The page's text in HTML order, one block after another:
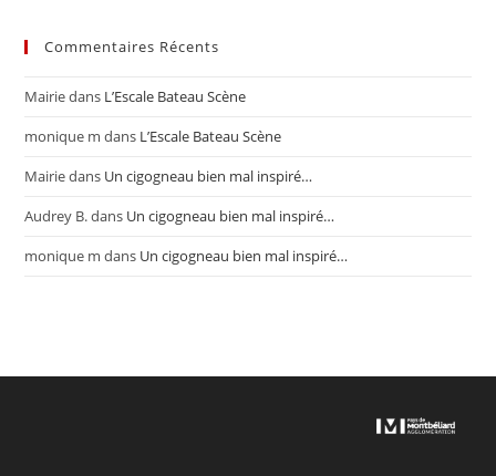
Commentaires Récents
Mairiedans L’Escale Bateau Scène
monique m dans L’Escale Bateau Scène
Mairiedans Un cigogneau bien mal inspiré…
Audrey B.dans Un cigogneau bien mal inspiré…
monique m dans Un cigogneau bien mal inspiré…